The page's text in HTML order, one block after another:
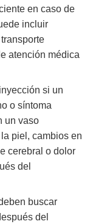
en caso de
incluir
atención médica
si un
o síntoma
un vaso
piel, cambios en
cerebral o dolor
del
buscar
del